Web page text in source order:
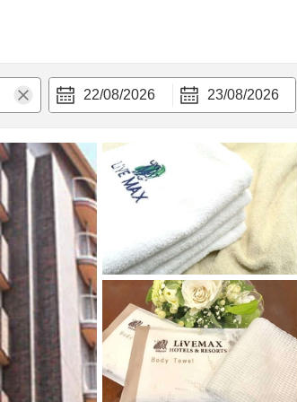
22/08/2026 23/08/2026